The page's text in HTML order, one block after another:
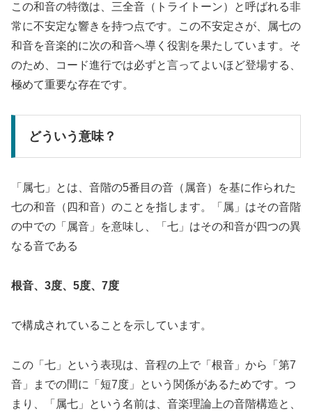
この和音の特徴は、三全音（トライトーン）と呼ばれる非
常に不安定な響きを持つ点です。この不安定さが、属七の
和音を音楽的に次の和音へ導く役割を果たしています。そ
のため、コード進行では必ずと言ってよいほど登場する、
極めて重要な存在です。
どういう意味？
「属七」とは、音階の5番目の音（属音）を基に作られた
七の和音（四和音）のことを指します。「属」はその音階
の中での「属音」を意味し、「七」はその和音が四つの異
なる音である
根音、3度、5度、7度
で構成されていることを示しています。
この「七」という表現は、音程の上で「根音」から「第7
音」までの間に「短7度」という関係があるためです。つ
まり、「属七」という名前は、音楽理論上の音階構造と、